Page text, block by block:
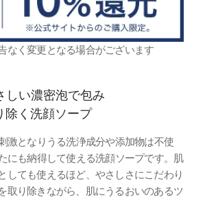
なく変更となる場合がございます
しい濃密泡で包み
除く洗顔ソープ
激となりうる洗浄成分や添加物は不使
にも納得して使える洗顔ソープです。肌
しても使えるほど、やさしさにこだわり
取り除きながら、肌にうるおいのあるツ